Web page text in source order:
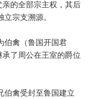
的全部宗主权，其后
立宗支溯源。
禽（鲁国开国君
了周公在王室的爵位
禽受封至鲁国建立